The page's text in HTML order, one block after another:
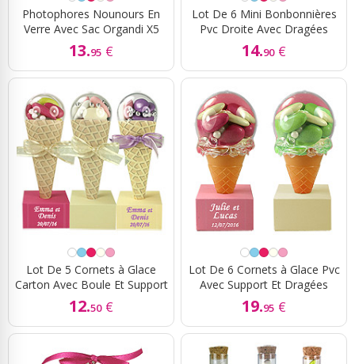
Photophores Nounours En
Verre Avec Sac Organdi X5
13.95 €
Lot De 6 Mini Bonbonnières
Pvc Droite Avec Dragées
14.90 €
Lot De 5 Cornets à Glace
Carton Avec Boule Et Support
12.50 €
Lot De 6 Cornets à Glace Pvc
Avec Support Et Dragées
19.95 €